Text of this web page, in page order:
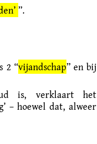
”.
2 “vijandschap” en bij
is, verklaart het
– hoewel dat, alweer